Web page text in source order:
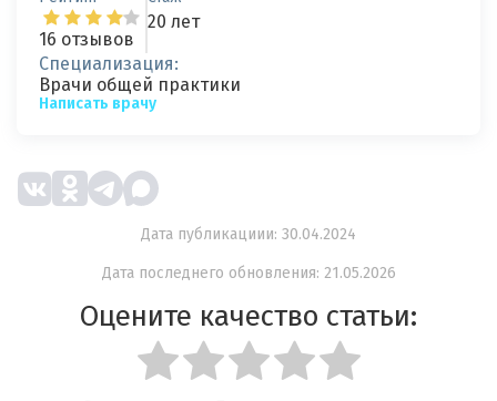
16 отзывов
20 лет
Специализация:
Врачи общей практики
Написать врачу
Дата публикациии: 30.04.2024
Дата последнего обновления: 21.05.2026
Оцените качество статьи: